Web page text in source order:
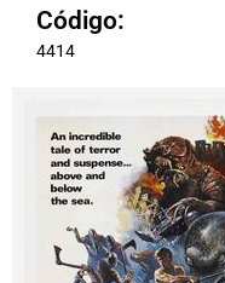
Código:
4414